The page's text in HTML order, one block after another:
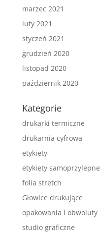
marzec 2021
luty 2021
styczeń 2021
grudzień 2020
listopad 2020
październik 2020
Kategorie
drukarki termiczne
drukarnia cyfrowa
etykiety
etykiety samoprzylepne
folia stretch
Głowice drukujące
opakowania i obwoluty
studio graficzne